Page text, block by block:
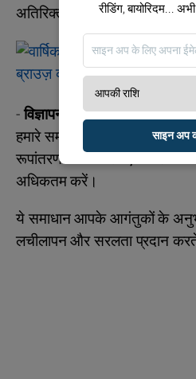
अतिरिक्त विकास की आवश्यकता
-विज्ञापन प्रारूप: अपनी वेबसाइट
हमारे समर्पित विज्ञापन प्रारूपों
रूपांतरण क्षमता वाली एकीकरण
अधिकतम करें।
ये समाधान आपके आगंतुकों के
लचीलापन और सरलता प्रदान
रीडिंग, बायोरिदम...
साइन अप